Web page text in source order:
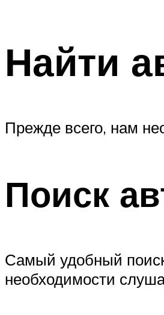
Найти
Прежде всего, нам
Поиск
Самый удобный
необходимости